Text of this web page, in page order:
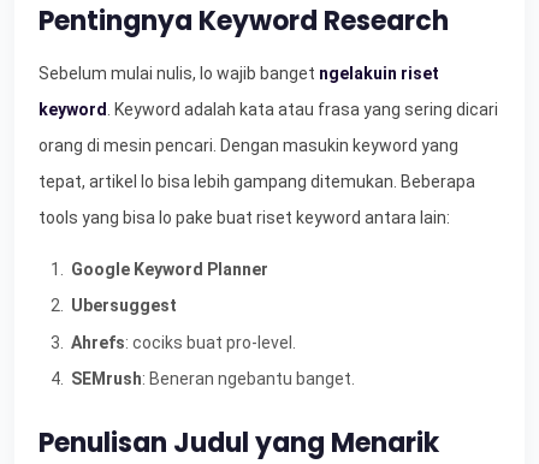
Pentingnya Keyword Research
Sebelum mulai nulis, lo wajib banget ngelakuin riset
keyword . Keyword adalah kata atau frasa yang sering dicari
orang di mesin pencari. Dengan masukin keyword yang
tepat, artikel lo bisa lebih gampang ditemukan. Beberapa
tools yang bisa lo pake buat riset keyword antara lain:
Google Keyword Planner
Ubersuggest
Ahrefs: cociks buat pro-level.
SEMrush: Beneran ngebantu banget.
Penulisan Judul yang Menarik